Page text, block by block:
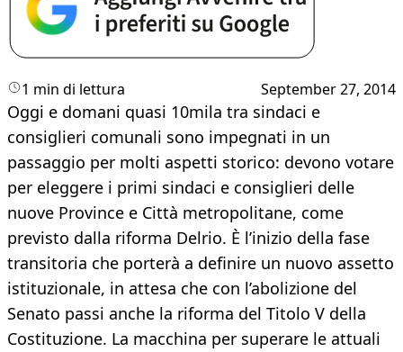
1 min di lettura September 27, 2014
Oggi e domani quasi 10mila tra sindaci e
consiglieri comunali sono impegnati in un
passaggio per molti aspetti storico: devono votare
per eleggere i primi sindaci e consiglieri delle
nuove Province e Città metropolitane, come
previsto dalla riforma Delrio. È l’inizio della fase
transitoria che porterà a definire un nuovo assetto
istituzionale, in attesa che con l’abolizione del
Senato passi anche la riforma del Titolo V della
Costituzione. La macchina per superare le attuali